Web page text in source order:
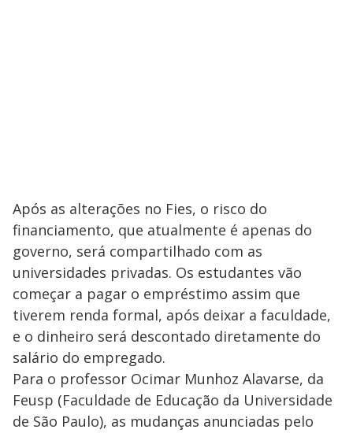
Após as alterações no Fies, o risco do
financiamento, que atualmente é apenas do
governo, será compartilhado com as
universidades privadas. Os estudantes vão
começar a pagar o empréstimo assim que
tiverem renda formal, após deixar a faculdade,
e o dinheiro será descontado diretamente do
salário do empregado.
Para o professor Ocimar Munhoz Alavarse, da
Feusp (Faculdade de Educação da Universidade
de São Paulo), as mudanças anunciadas pelo